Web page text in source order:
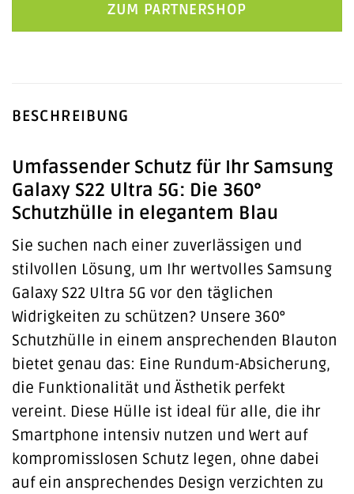
ZUM PARTNERSHOP
BESCHREIBUNG
Umfassender Schutz für Ihr Samsung
Galaxy S22 Ultra 5G: Die 360°
Schutzhülle in elegantem Blau
Sie suchen nach einer zuverlässigen und
stilvollen Lösung, um Ihr wertvolles Samsung
Galaxy S22 Ultra 5G vor den täglichen
Widrigkeiten zu schützen? Unsere 360°
Schutzhülle in einem ansprechenden Blauton
bietet genau das: Eine Rundum-Absicherung,
die Funktionalität und Ästhetik perfekt
vereint. Diese Hülle ist ideal für alle, die ihr
Smartphone intensiv nutzen und Wert auf
kompromisslosen Schutz legen, ohne dabei
auf ein ansprechendes Design verzichten zu